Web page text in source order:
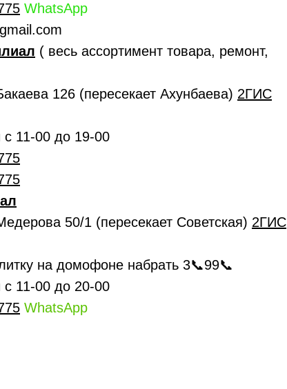
WhatsApp
( весь ассортимент товара, ремонт,
126 (пересекает Ахунбаева) 2ГИС
11-00 до 19-00
50/1 (пересекает Советская) 2ГИС
на домофоне набрать 3📞99📞
11-00 до 20-00
WhatsApp